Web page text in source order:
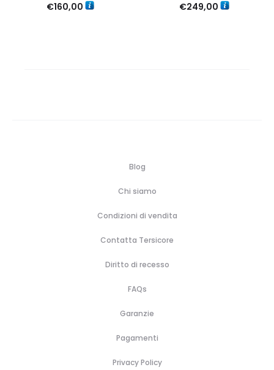
€160,00 €249,00
Blog
Chi siamo
Condizioni di vendita
Contatta Tersicore
Diritto di recesso
FAQs
Garanzie
Pagamenti
Privacy Policy